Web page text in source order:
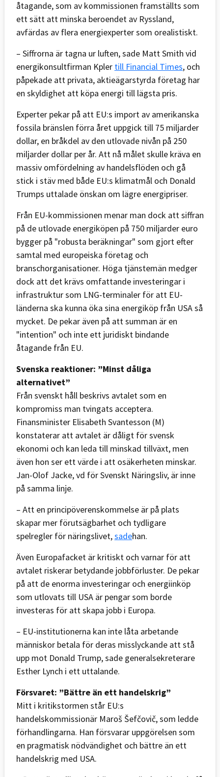
åtagande, som av kommissionen framställts som
ett sätt att minska beroendet av Ryssland,
avfärdas av flera energiexperter som orealistiskt.
– Siffrorna är tagna ur luften, sade Matt Smith vid
energikonsultfirman Kpler till Financial Times, och
påpekade att privata, aktieägarstyrda företag har
en skyldighet att köpa energi till lägsta pris.
Experter pekar på att EU:s import av amerikanska
fossila bränslen förra året uppgick till 75 miljarder
dollar, en bråkdel av den utlovade nivån på 250
miljarder dollar per år. Att nå målet skulle kräva en
massiv omfördelning av handelsflöden och gå
stick i stäv med både EU:s klimatmål och Donald
Trumps uttalade önskan om lägre energipriser.
Från EU-kommissionen menar man dock att siffran
på de utlovade energiköpen på 750 miljarder euro
bygger på "robusta beräkningar" som gjort efter
samtal med europeiska företag och
branschorganisationer. Höga tjänstemän medger
dock att det krävs omfattande investeringar i
infrastruktur som LNG-terminaler för att EU-
länderna ska kunna öka sina energiköp från USA så
mycket. De pekar även på att summan är en
"intention" och inte ett juridiskt bindande
åtagande från EU.
Svenska reaktioner: ”Minst dåliga
alternativet”
Från svenskt håll beskrivs avtalet som en
kompromiss man tvingats acceptera.
Finansminister Elisabeth Svantesson (M)
konstaterar att avtalet är dåligt för svensk
ekonomi och kan leda till minskad tillväxt, men
även hon ser ett värde i att osäkerheten minskar.
Jan-Olof Jacke, vd för Svenskt Näringsliv, är inne
på samma linje.
– Att en principöverenskommelse är på plats
skapar mer förutsägbarhet och tydligare
spelregler för näringslivet,sadehan.
Även Europafacket är kritiskt och varnar för att
avtalet riskerar betydande jobbförluster. De pekar
på att de enorma investeringar och energiinköp
som utlovats till USA är pengar som borde
investeras för att skapa jobb i Europa.
– EU-institutionerna kan inte låta arbetande
människor betala för deras misslyckande att stå
upp mot Donald Trump, sade generalsekreterare
Esther Lynch i ett uttalande.
Försvaret: ”Bättre än ett handelskrig”
Mitt i kritikstormen står EU:s
handelskommissionär Maroš Šefčovič, som ledde
förhandlingarna. Han försvarar uppgörelsen som
en pragmatisk nödvändighet och bättre än ett
handelskrig med USA.